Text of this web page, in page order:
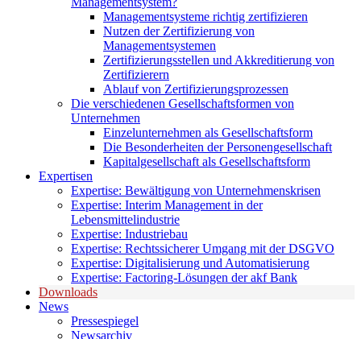
Managementsysteme richtig zertifizieren
Nutzen der Zertifizierung von
Managementsystemen
Zertifizierungsstellen und Akkreditierung von
Zertifizierern
Ablauf von Zertifizierungsprozessen
Die verschiedenen Gesellschaftsformen von
Unternehmen
Einzelunternehmen als Gesellschaftsform
Die Besonderheiten der Personengesellschaft
Kapitalgesellschaft als Gesellschaftsform
Expertisen
Expertise: Bewältigung von Unternehmenskrisen
Expertise: Interim Management in der
Lebensmittelindustrie
Expertise: Industriebau
Expertise: Rechtssicherer Umgang mit der DSGVO
Expertise: Digitalisierung und Automatisierung
Expertise: Factoring-Lösungen der akf Bank
Downloads
News
Pressespiegel
Newsarchiv